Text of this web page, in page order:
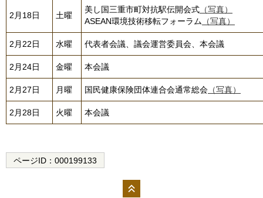
2月18日 土曜
美し国三重市町対抗駅伝開会式 （写真）
ASEAN環境技術移転フォーラム （写真）
2月22日 水曜 代表者会議、議会運営委員会、本会議
2月24日 金曜 本会議
2月27日 月曜 国民健康保険団体連合会通常総会 （写真）
2月28日 火曜 本会議
ページID： 000199133